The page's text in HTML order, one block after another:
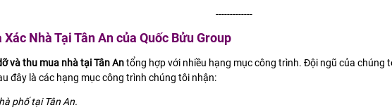
-------------
Nhà Tại Tân An của Quốc Bửu Group
và thu mua nhà tại Tân Antổng hợp với nhiều hạng mục công trình. Đội ngũ của chúng
đây là các hạng mục công trình chúng tôi nhận:
phố tại Tân An.